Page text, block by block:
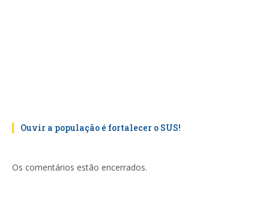
Ouvir a população é fortalecer o SUS!
Os comentários estão encerrados.